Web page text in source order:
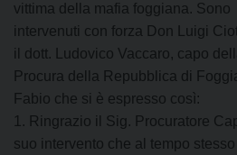
vittima della mafia foggiana. Sono
intervenuti con forza Don Luigi
il dott. Ludovico Vaccaro, capo
Procura della Repubblica di
Fabio che si è espresso così:
1. Ringrazio il Sig. Procuratore
suo intervento che al tempo stesso